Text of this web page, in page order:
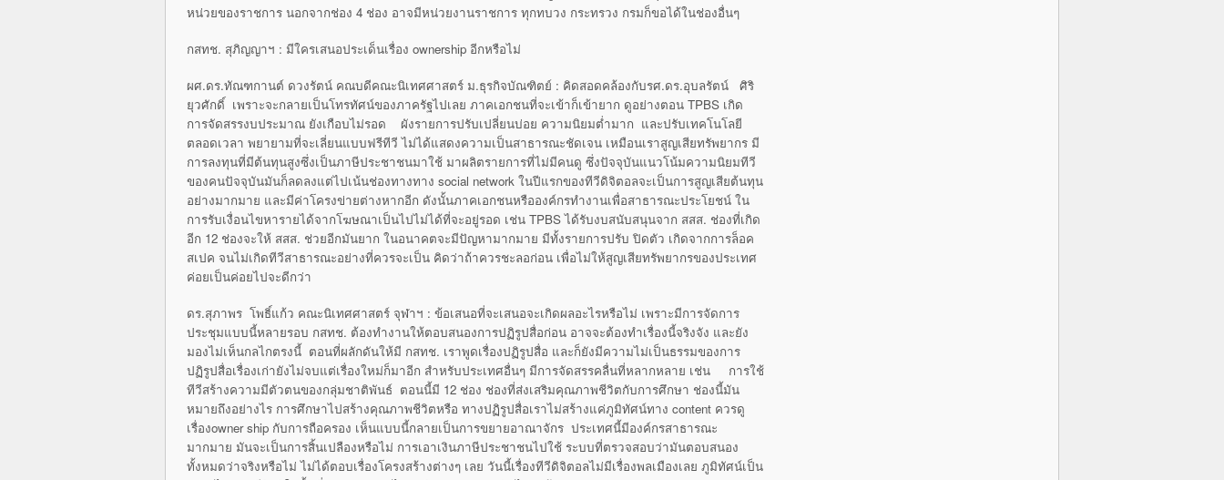
หน่วยของราชการ นอกจากช่อง 4 ช่อง อาจมีหน่วยงานราชการ ทุกทบวง กระทรวง กรมก็ขอได้ในช่องอื่นๆ
กสทช. สุภิญญาฯ : มีใครเสนอประเด็นเรื่อง ownership อีกหรือไม่
ผศ.ดร.ทัณฑกานต์ ดวงรัตน์ คณบดีคณะนิเทศศาสตร์ ม.ธุรกิจบัณฑิตย์ : คิดสอดคล้องกับรศ.ดร.อุบลรัตน์ ศิริ
ยุวศักดิ์ เพราะจะกลายเป็นโทรทัศน์ของภาครัฐไปเลย ภาคเอกชนที่จะเข้าก็เข้ายาก ดูอย่างตอน TPBS เกิด
การจัดสรรงบประมาณ ยังเกือบไม่รอด ผังรายการปรับเปลี่ยนบ่อย ความนิยมต่ำมาก และปรับเทคโนโลยี
ตลอดเวลา พยายามที่จะเลี่ยนแบบฟรีทีวี ไม่ได้แสดงความเป็นสาธารณะชัดเจน เหมือนเราสูญเสียทรัพยากร มี
การลงทุนที่มีต้นทุนสูงซึ่งเป็นภาษีประชาชนมาใช้ มาผลิตรายการที่ไม่มีคนดู ซึ่งปัจจุบันแนวโน้มความนิยมทีวี
ของคนปัจจุบันมันก็ลดลงแต่ไปเน้นช่องทางทาง social network ในปีแรกของทีวีดิจิตอลจะเป็นการสูญเสียต้นทุน
อย่างมากมาย และมีค่าโครงข่ายต่างหากอีก ดังนั้นภาคเอกชนหรือองค์กรทำงานเพื่อสาธารณะประโยชน์ ใน
การรับเงื่อนไขหารายได้จากโฆษณาเป็นไปไม่ได้ที่จะอยู่รอด เช่น TPBS ได้รับงบสนับสนุนจาก สสส. ช่องที่เกิด
อีก 12 ช่องจะให้ สสส. ช่วยอีกมันยาก ในอนาคตจะมีปัญหามากมาย มีทั้งรายการปรับ ปิดตัว เกิดจากการล็อค
สเปค จนไม่เกิดทีวีสาธารณะอย่างที่ควรจะเป็น คิดว่าถ้าควรชะลอก่อน เพื่อไม่ให้สูญเสียทรัพยากรของประเทศ
ค่อยเป็นค่อยไปจะดีกว่า
ดร.สุภาพร โพธิ์แก้ว คณะนิเทศศาสตร์ จุฬาฯ : ข้อเสนอที่จะเสนอจะเกิดผลอะไรหรือไม่ เพราะมีการจัดการ
ประชุมแบบนี้หลายรอบ กสทช. ต้องทำงานให้ตอบสนองการปฏิรูปสื่อก่อน อาจจะต้องทำเรื่องนี้จริงจัง และยัง
มองไม่เห็นกลไกตรงนี้ ตอนที่ผลักดันให้มี กสทช. เราพูดเรื่องปฏิรูปสื่อ และก็ยังมีความไม่เป็นธรรมของการ
ปฏิรูปสื่อเรื่องเก่ายังไม่จบแต่เรื่องใหม่ก็มาอีก สำหรับประเทศอื่นๆ มีการจัดสรรคลื่นที่หลากหลาย เช่น การใช้
ทีวีสร้างความมีตัวตนของกลุ่มชาติพันธ์ ตอนนี้มี 12 ช่อง ช่องที่ส่งเสริมคุณภาพชีวิตกับการศึกษา ช่องนี้มัน
หมายถึงอย่างไร การศึกษาไปสร้างคุณภาพชีวิตหรือ ทางปฏิรูปสื่อเราไม่สร้างแค่ภูมิทัศน์ทาง content ควรดู
เรื่องowner ship กับการถือครอง เห็นแบบนี้กลายเป็นการขยายอาณาจักร ประเทศนี้มีองค์กรสาธารณะ
มากมาย มันจะเป็นการสิ้นเปลืองหรือไม่ การเอาเงินภาษีประชาชนไปใช้ ระบบที่ตรวจสอบว่ามันตอบสนอง
ทั้งหมดว่าจริงหรือไม่ ไม่ได้ตอบเรื่องโครงสร้างต่างๆ เลย วันนี้เรื่องทีวีดิจิตอลไม่มีเรื่องพลเมืองเลย ภูมิทัศน์เป็น